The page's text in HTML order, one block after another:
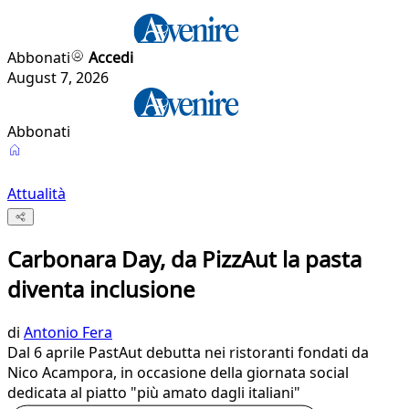
Abbonati
Accedi
August 7, 2026
Abbonati
Attualità
Carbonara Day, da PizzAut la pasta
diventa inclusione
di Antonio Fera
Dal 6 aprile PastAut debutta nei ristoranti fondati da
Nico Acampora, in occasione della giornata social
dedicata al piatto "più amato dagli italiani"